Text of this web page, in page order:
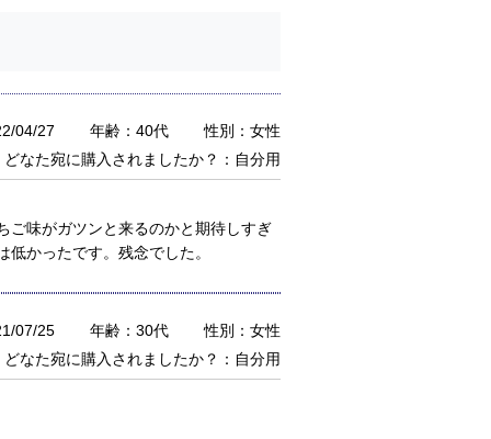
04/27 年齢：40代
性別：女性
どなた宛に購入されましたか？：自分用
味がガツンと来るのかと期待しすぎ
かったです。残念でした。
07/25 年齢：30代
性別：女性
どなた宛に購入されましたか？：自分用